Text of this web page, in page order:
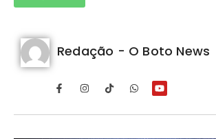
Redação - O Boto News